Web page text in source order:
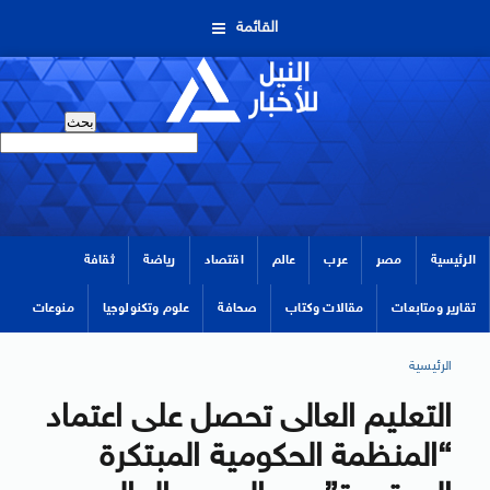
القائمة
الرئيسية مصر عرب عالم اقتصاد رياضة ثقافة
تقارير ومتابعات مقالات وكتاب صحافة علوم وتكنولوجيا منوعات
الرئيسية
التعليم العالى تحصل على اعتماد
“المنظمة الحكومية المبتكرة